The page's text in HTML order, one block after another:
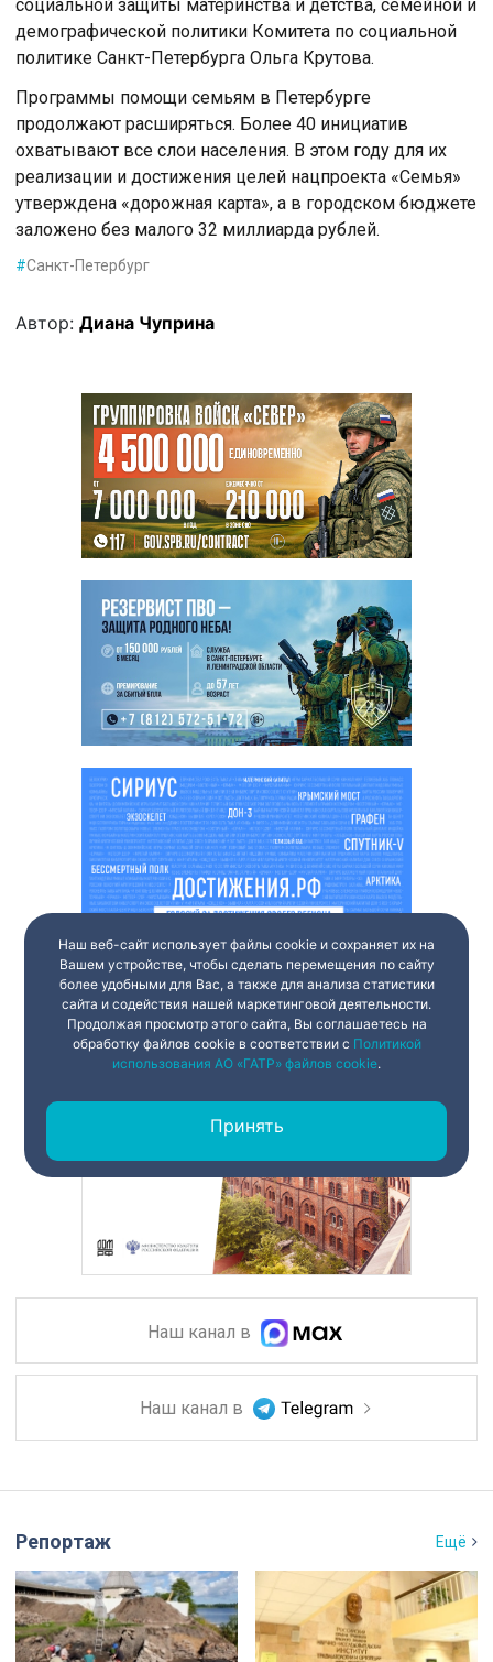
социальной защиты материнства и детства, семейной и
демографической политики Комитета по социальной
политике Санкт-Петербурга Ольга Крутова.
Программы помощи семьям в Петербурге
продолжают расширяться. Более 40 инициатив
охватывают все слои населения. В этом году для их
реализации и достижения целей нацпроекта «Семья»
утверждена «дорожная карта», а в городском бюджете
заложено без малого 32 миллиарда рублей.
#Санкт-Петербург
Автор: Диана Чуприна
Наш канал в
Наш канал в
Репортаж Ещё
Наш веб-сайт использует файлы cookie и сохраняет их на
Вашем устройстве, чтобы сделать перемещения по сайту
более удобными для Вас, а также для анализа статистики
сайта и содействия нашей маркетинговой деятельности.
Продолжая просмотр этого сайта, Вы соглашаетесь на
обработку файлов cookie в соответствии с Политикой
использования АО «ГАТР» файлов cookie.
Принять